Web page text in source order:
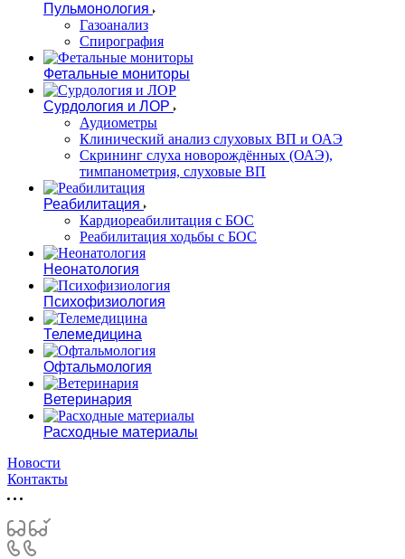
Пульмонология
Газоанализ
Спирография
Фетальные мониторы
Сурдология и ЛОР
Аудиометры
Клинический анализ слуховых ВП и ОАЭ
Скрининг слуха новорождённых (ОАЭ),
тимпанометрия, слуховые ВП
Реабилитация
Кардиореабилитация с БОС
Реабилитация ходьбы с БОС
Неонатология
Психофизиология
Телемедицина
Офтальмология
Ветеринария
Расходные материалы
Новости
Контакты